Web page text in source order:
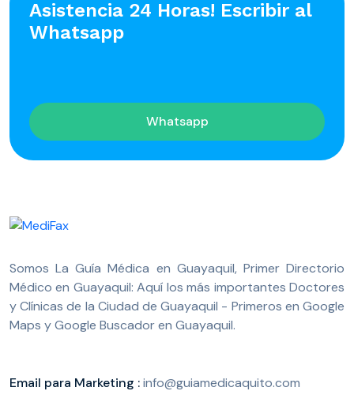
Asistencia 24 Horas! Escribir al
Whatsapp
Whatsapp
Somos La Guía Médica en Guayaquil, Primer Directorio
Médico en Guayaquil: Aquí los más importantes Doctores
y Clínicas de la Ciudad de Guayaquil - Primeros en Google
Maps y Google Buscador en Guayaquil.
Email para Marketing :info@guiamedicaquito.com